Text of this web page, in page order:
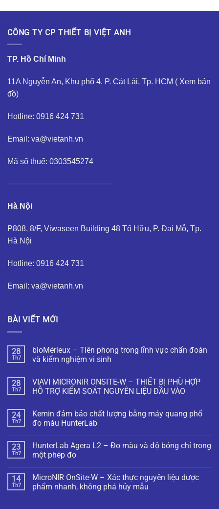
CÔNG TY CP THIẾT BỊ VIỆT ANH
TP. Hồ Chí Minh
11A Nguyễn An, Khu phố 4, P. Cát Lái, Tp. HCM ( Xem bản
đồ)
Hotline: 0916 424 731
Email: va@vietanh.vn
Mã số thuế: 0303545274
—————————————–
Hà Nội
P808, 8/F, Viwaseen Building 48 Tố Hữu, P. Đại Mỗ, Tp.
Hà Nội
Hotline: 0916 424 731
Email: va@vietanh.vn
BÀI VIẾT MỚI
28
Th7
bioMérieux – Tiên phong trong lĩnh vực chẩn đoán
và kiểm nghiệm vi sinh
28
Th7
VIAVI MICRONIR ONSITE-W – THIẾT BỊ PHÙ HỢP
HỖ TRỢ KIỂM SOÁT NGUYÊN LIỆU ĐẦU VÀO
24
Th7
Kemin đảm bảo chất lượng bằng máy quang phổ
đo màu HunterLab
23
Th7
HunterLab Agera L2 – Đo màu và độ bóng chỉ trong
một phép đo
14
Th7
MicroNIR OnSite-W – Xác thực nguyên liệu dược
phẩm nhanh, không phá hủy mẫu